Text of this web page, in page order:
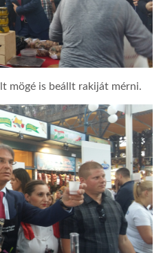
mögé is beállt rakiját mérni.